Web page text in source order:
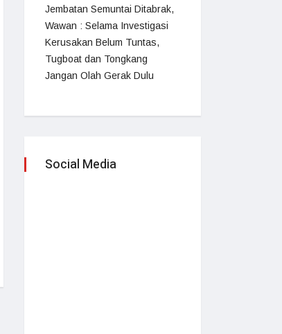
Jembatan Semuntai Ditabrak,
Wawan : Selama Investigasi
Kerusakan Belum Tuntas,
Tugboat dan Tongkang
Jangan Olah Gerak Dulu
Social Media